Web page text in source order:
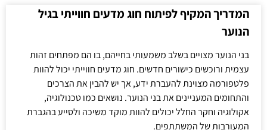
המדריך המקיף לפיתוח חוג מדעים חווייתי בגיל
הנוער
בני הנוער מצויים בשלב משמעותי בחייהם, בו הם מפתחים זהות
עצמית ורוכשים כישורים חדשים. חוג מדעים חווייתי יכול להוות
פלטפורמה מצוינת להעברת ידע, אך יש להבין את הצרכים
והתחומים המעניינים את בני הנוער. נושאים כמו טכנולוגיה,
אקולוגיה וחקר החלל יכולים להוות מוקד משיכה ולסייע בהגברת
המעורבות של המשתתפים.